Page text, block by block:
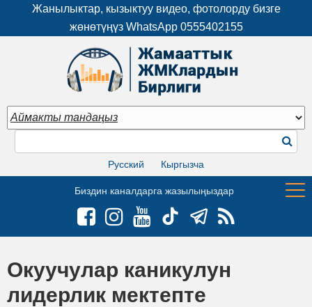
Жанылыктар, кызыктуу видео, фотолорду бизге
жөнөтүңүз WhatsApp 0555402155
Русский Кыргызча
Биздин каналдарга жазылыңыздар
Окуучулар каникулун
лидерлик мектепте